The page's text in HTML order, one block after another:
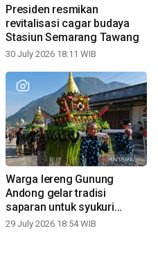
Presiden resmikan
revitalisasi cagar budaya
Stasiun Semarang Tawang
30 July 2026 18:11 WIB
Warga lereng Gunung
Andong gelar tradisi
saparan untuk syukuri
panen
29 July 2026 18:54 WIB